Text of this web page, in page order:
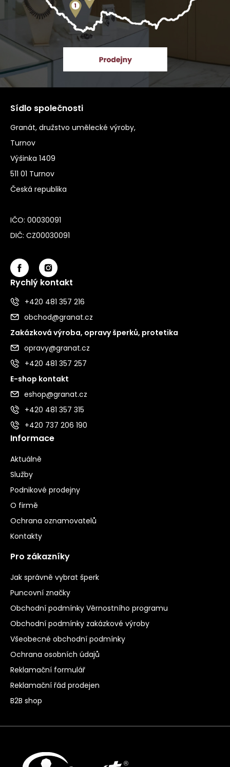
Sídlo společnosti
Granát, družstvo umělecké výroby,
Turnov
Výšinka 1409
511 01 Turnov
Česká republika
IČO: 00030091
DIČ: CZ00030091
Rychlý kontakt
+420 481 357 216
obchod@granat.cz
Zakázková výroba, opravy šperků, protetika
opravy@granat.cz
+420 481 357 257
E-shop kontakt
eshop@granat.cz
+420 481 357 315
+420 737 206 190
Informace
Aktuálně
Služby
Podnikové prodejny
O firmě
Ochrana oznamovatelů
Kontakty
Pro zákazníky
Jak správně vybrat šperk
Puncovní značky
Obchodní podmínky Věrnostního programu
Obchodní podmínky zakázkové výroby
Všeobecné obchodní podmínky
Ochrana osobních údajů
Reklamační formulář
Reklamační řád prodejen
B2B shop